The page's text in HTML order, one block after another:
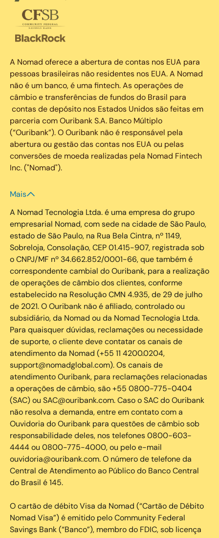
A Nomad oferece a abertura de contas nos EUA para
pessoas brasileiras não residentes nos EUA. A Nomad
não é um banco, é uma fintech. As operações de
câmbio e transferências de fundos do Brasil para
contas de depósito nos Estados Unidos são feitas em
parceria com Ouribank S.A. Banco Múltiplo
(“Ouribank”). O Ouribank não é responsável pela
abertura ou gestão das contas nos EUA ou pelas
conversões de moeda realizadas pela Nomad Fintech
Inc. ("Nomad").
Mais
A Nomad Tecnologia Ltda. é uma empresa do grupo
empresarial Nomad, com sede na cidade de São Paulo,
estado de São Paulo, na Rua Bela Cintra, nº 1149,
Sobreloja, Consolação, CEP 01.415-907, registrada sob
o CNPJ/MF nº 34.662.852/0001-66, que também é
correspondente cambial do Ouribank, para a realização
de operações de câmbio dos clientes, conforme
estabelecido na Resolução CMN 4.935, de 29 de julho
de 2021. O Ouribank não é afiliado, controlado ou
subsidiário, da Nomad ou da Nomad Tecnologia Ltda.
Para quaisquer dúvidas, reclamações ou necessidade
de suporte, o cliente deve contatar os canais de
atendimento da Nomad (+55 11 4200.0204,
support@nomadglobal.com). Os canais de
atendimento Ouribank, para reclamações relacionadas
a operações de câmbio, são +55 0800-775-0404
(SAC) ou SAC@ouribank.com. Caso o SAC do Ouribank
não resolva a demanda, entre em contato com a
Ouvidoria do Ouribank para questões de câmbio sob
responsabilidade deles, nos telefones 0800-603-
4444 ou 0800-775-4000, ou pelo e-mail
ouvidoria@ouribank.com. O número de telefone da
Central de Atendimento ao Público do Banco Central
do Brasil é 145.
O cartão de débito Visa da Nomad (“Cartão de Débito
Nomad Visa”) é emitido pelo Community Federal
Savings Bank (“Banco”), membro do FDIC, sob licença